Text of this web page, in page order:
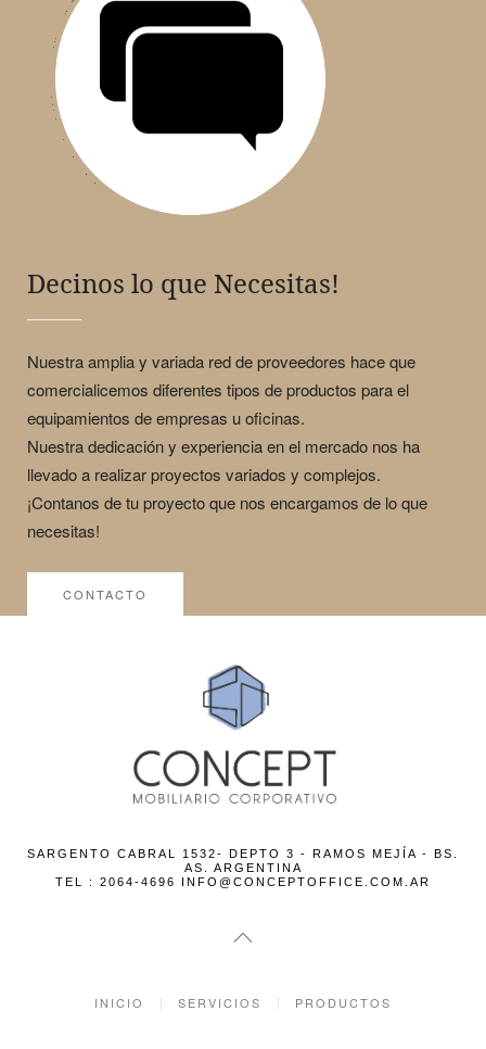
Decinos lo que Necesitas!
Nuestra amplia y variada red de proveedores hace que
comercialicemos diferentes tipos de productos para el
equipamientos de empresas u oficinas.
Nuestra dedicación y experiencia en el mercado nos ha
llevado a realizar proyectos variados y complejos.
¡Contanos de tu proyecto que nos encargamos de lo que
necesitas!
CONTACTO
SARGENTO CABRAL 1532- DEPTO 3 - RAMOS MEJÍA - BS.
AS. ARGENTINA
TEL : 2064-4696 INFO@CONCEPTOFFICE.COM.AR
INICIO SERVICIOS PRODUCTOS